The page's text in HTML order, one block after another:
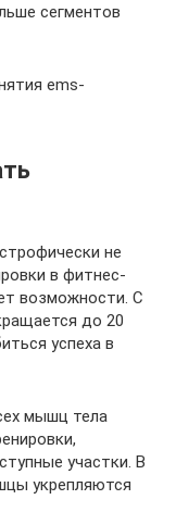
сегментов
ems-
не
в фитнес-
возможности. С
до 20
успеха в
мышц тела
участки. В
укрепляются